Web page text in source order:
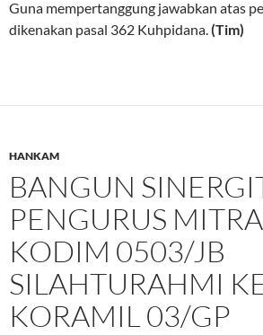
Guna mempertanggung jawabkan atas
dikenakan pasal 362 Kuhpidana.(Tim)
HANKAM
BANGUN
PENGURUS
KODIM 0503/JB
SILAHTURAHMI
KORAMIL 03/GP